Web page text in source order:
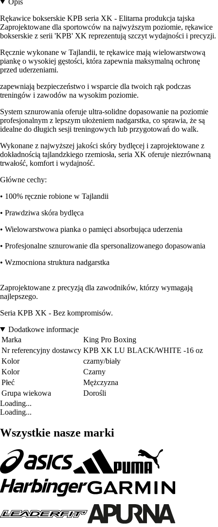
Rękawice bokserskie KPB seria XK - Elitarna produkcja tajska
Zaprojektowane dla sportowców na najwyższym poziomie, rękawice
bokserskie z serii 'KPB' XK reprezentują szczyt wydajności i precyzji.
Ręcznie wykonane w Tajlandii, te rękawice mają wielowarstwową
piankę o wysokiej gęstości, która zapewnia maksymalną ochronę
przed uderzeniami.
zapewniają bezpieczeństwo i wsparcie dla twoich rąk podczas
treningów i zawodów na wysokim poziomie.
System sznurowania oferuje ultra-solidne dopasowanie na poziomie
profesjonalnym z lepszym ułożeniem nadgarstka, co sprawia, że są
idealne do długich sesji treningowych lub przygotowań do walk.
Wykonane z najwyższej jakości skóry bydlęcej i zaprojektowane z
dokładnością tajlandzkiego rzemiosła, seria XK oferuje niezrównaną
trwałość, komfort i wydajność.
Główne cechy:
• 100% ręcznie robione w Tajlandii
• Prawdziwa skóra bydlęca
• Wielowarstwowa pianka o pamięci absorbująca uderzenia
• Profesjonalne sznurowanie dla spersonalizowanego dopasowania
• Wzmocniona struktura nadgarstka
Zaprojektowane z precyzją dla zawodników, którzy wymagają
najlepszego.
Seria KPB XK - Bez kompromisów.
Dodatkowe informacje
Marka
King Pro Boxing
Nr referencyjny dostawcy KPB XK LU BLACK/WHITE -16 oz
Kolor
czarny/biały
Kolor
Czarny
Płeć
Mężczyzna
Grupa wiekowa
Dorośli
Loading...
Loading...
Wszystkie nasze marki